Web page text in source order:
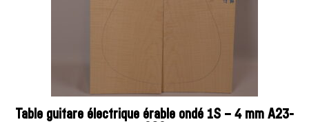
Table guitare électrique érable ondé 1S – 4 mm A23-